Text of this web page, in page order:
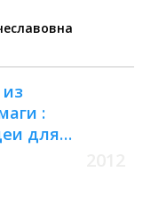
:
для